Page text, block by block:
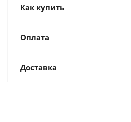
Как купить
Оплата
Доставка